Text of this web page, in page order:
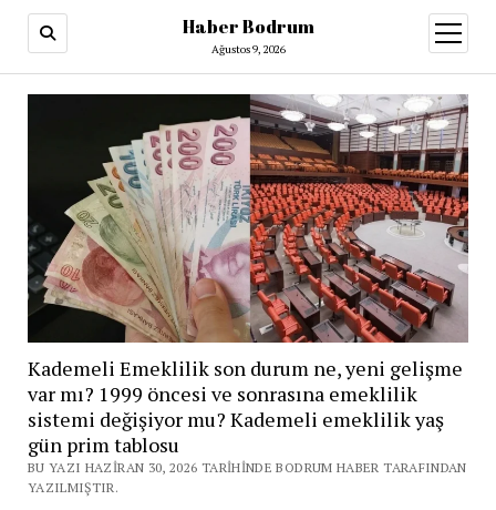
Haber Bodrum
Ağustos 9, 2026
aç
Kademeli Emeklilik son durum ne, yeni gelişme
var mı? 1999 öncesi ve sonrasına emeklilik
sistemi değişiyor mu? Kademeli emeklilik yaş
gün prim tablosu
BU YAZI HAZIRAN 30, 2026 TARIHINDE BODRUM HABER TARAFINDAN
YAZILMIŞTIR.